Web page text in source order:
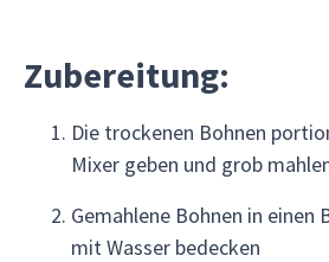
Zubereitung:
Die trockenen Bohnen
Mixer geben und grob
Gemahlene Bohnen in einen
mit Wasser bedecken